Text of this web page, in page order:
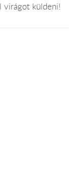
virágot küldeni!